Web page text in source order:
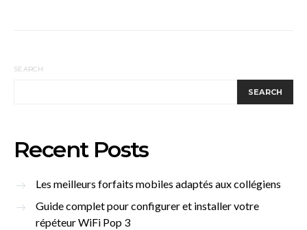
SEARCH
SEARCH
Recent Posts
Les meilleurs forfaits mobiles adaptés aux collégiens
Guide complet pour configurer et installer votre
répéteur WiFi Pop 3